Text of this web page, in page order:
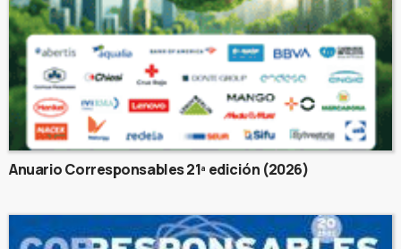
Anuario Corresponsables 21ª edición (2026)